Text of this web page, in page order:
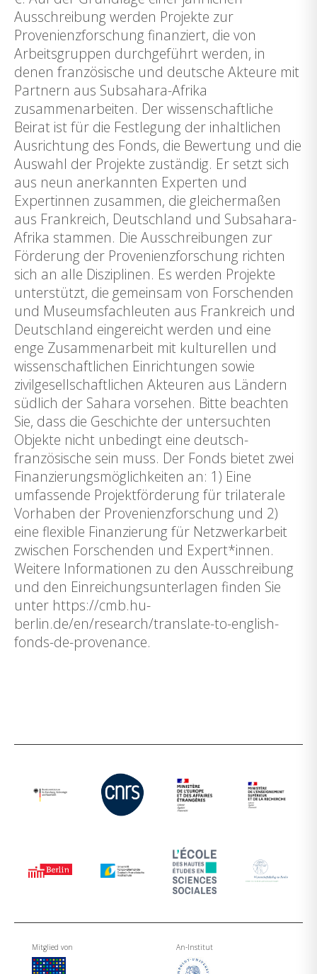
Ausschreibung werden Projekte zur
Provenienzforschung finanziert, die von
Arbeitsgruppen durchgeführt werden, in
denen französische und deutsche Akteure mit
Partnern aus Subsahara-Afrika
zusammenarbeiten. Der wissenschaftliche
Beirat ist für die Festlegung der inhaltlichen
Ausrichtung des Fonds, die Bewertung und die
Auswahl der Projekte zuständig. Er setzt sich
aus neun anerkannten Experten und
Expertinnen zusammen, die gleichermaßen
aus Frankreich, Deutschland und Subsahara-
Afrika stammen. Die Ausschreibungen zur
Förderung der Provenienzforschung richten
sich an alle Disziplinen. Es werden Projekte
unterstützt, die gemeinsam von Forschenden
und Museumsfachleuten aus Frankreich und
Deutschland eingereicht werden und eine
enge Zusammenarbeit mit kulturellen und
wissenschaftlichen Einrichtungen sowie
zivilgesellschaftlichen Akteuren aus Ländern
südlich der Sahara vorsehen. Bitte beachten
Sie, dass die Geschichte der untersuchten
Objekte nicht unbedingt eine deutsch-
französische sein muss. Der Fonds bietet zwei
Finanzierungsmöglichkeiten an: 1) Eine
umfassende Projektförderung für trilaterale
Vorhaben der Provenienzforschung und 2)
eine flexible Finanzierung für Netzwerkarbeit
zwischen Forschenden und Expert*innen.
Weitere Informationen zu den Ausschreibung
und den Einreichungsunterlagen finden Sie
unter https://cmb.hu-
berlin.de/en/research/translate-to-english-
fonds-de-provenance.
Mitglied von An-Institut